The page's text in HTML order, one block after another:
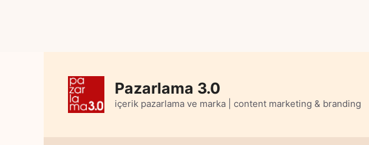
Pazarlama 3.0
içerik pazarlama ve marka | content marketing & branding